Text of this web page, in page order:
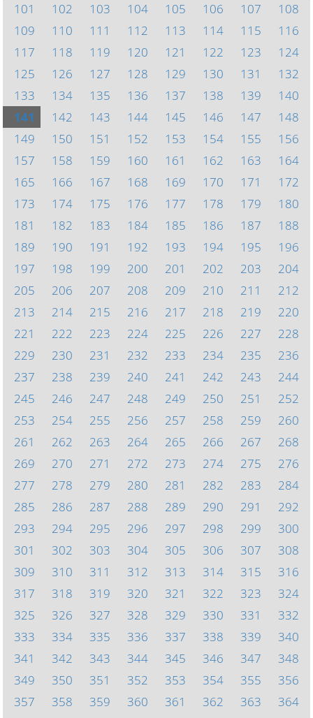
101
102 103 104 105 106 107
108
109
110 111 112 113 114 115
116
117
118 119 120 121 122 123
124
125
126 127 128 129 130 131
132
133
134 135 136 137 138 139
140
141
142 143 144 145 146 147
148
149
150 151 152 153 154 155
156
157
158 159 160 161 162 163
164
165
166 167 168 169 170 171
172
173
174 175 176 177 178 179
180
181
182 183 184 185 186 187
188
189
190 191 192 193 194 195
196
197
198 199 200 201 202 203
204
205
206 207 208 209 210 211
212
213
214 215 216 217 218 219
220
221
222 223 224 225 226 227
228
229
230 231 232 233 234 235
236
237
238 239 240 241 242 243
244
245
246 247 248 249 250 251
252
253
254 255 256 257 258 259
260
261
262 263 264 265 266 267
268
269
270 271 272 273 274 275
276
277
278 279 280 281 282 283
284
285
286 287 288 289 290 291
292
293
294 295 296 297 298 299
300
301
302 303 304 305 306 307
308
309
310 311 312 313 314 315
316
317
318 319 320 321 322 323
324
325
326 327 328 329 330 331
332
333
334 335 336 337 338 339
340
341
342 343 344 345 346 347
348
349
350 351 352 353 354 355
356
357
358 359 360 361 362 363
364